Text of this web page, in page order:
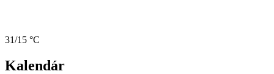
31/15 °C
Kalendár